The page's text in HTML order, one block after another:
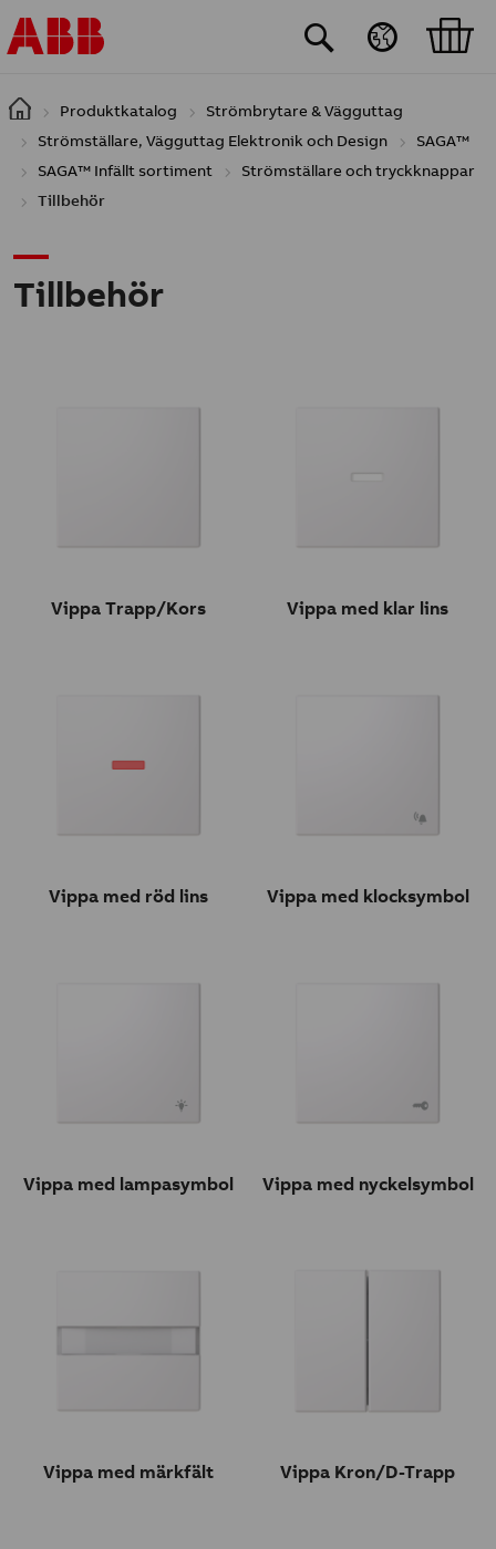
Hoppa till huvudinnehåll
Produktkatalog
Strömbrytare & Vägguttag
Strömställare, Vägguttag Elektronik och Design
SAGA™
SAGA™ Infällt sortiment
Strömställare och tryckknappar
Tillbehör
Tillbehör
Vippa Trapp/Kors Vippa med klar lins
Vippa med röd lins Vippa med klocksymbol
Vippa med lampasymbol Vippa med nyckelsymbol
Vippa med märkfält Vippa Kron/D-Trapp